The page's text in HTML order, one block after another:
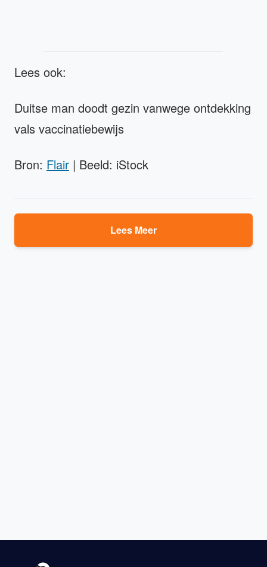
Lees ook:
Duitse man doodt gezin vanwege ontdekking
vals vaccinatiebewijs
Bron: Flair | Beeld: iStock
Lees Meer